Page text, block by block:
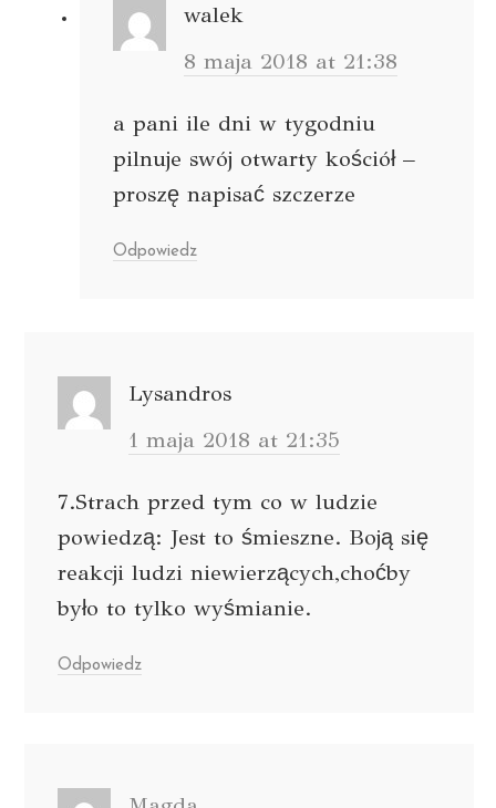
walek
8 maja 2018 at 21:38
a pani ile dni w tygodniu
pilnuje swój otwarty kościół –
proszę napisać szczerze
Odpowiedz
Lysandros
1 maja 2018 at 21:35
7.Strach przed tym co w ludzie
powiedzą: Jest to śmieszne. Boją się
reakcji ludzi niewierzących,choćby
było to tylko wyśmianie.
Odpowiedz